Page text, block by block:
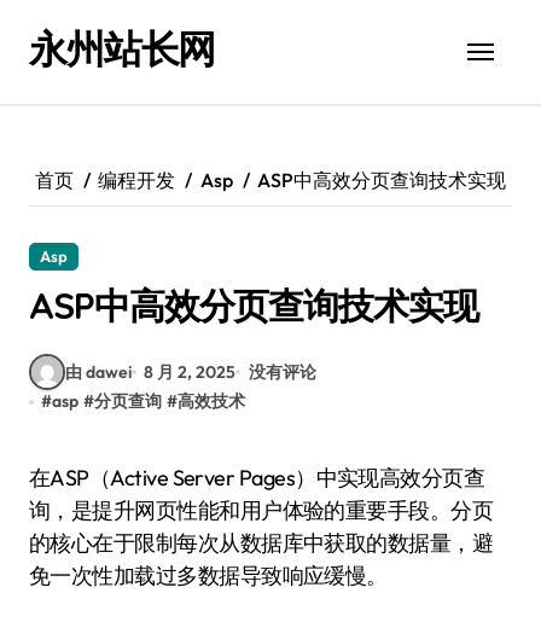
永州站长网
首页 编程开发 Asp ASP中高效分页查询技术实现
Asp
ASP中高效分页查询技术实现
由 dawei 8 月 2, 2025 没有评论
#asp #分页查询 #高效技术
在ASP（Active Server Pages）中实现高效分页查
询，是提升网页性能和用户体验的重要手段。分页
的核心在于限制每次从数据库中获取的数据量，避
免一次性加载过多数据导致响应缓慢。